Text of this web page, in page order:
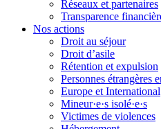
Réseaux et partenaires
Transparence
Nos actions
Droit au séjour
Droit d’asile
Rétention et expulsion
Personnes étrangères
Europe et International
Mineur·e·s isolé·e·s
Victimes de violences